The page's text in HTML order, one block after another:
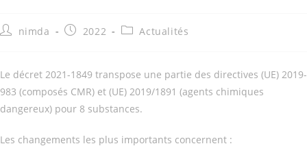
nimda 2022 Actualités
Le décret 2021-1849 transpose une partie des directives (UE) 2019-
983 (composés CMR) et (UE) 2019/1891 (agents chimiques
dangereux) pour 8 substances.
Les changements les plus importants concernent :